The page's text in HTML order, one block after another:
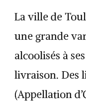
La ville de
une grande
alcoolisés à
livraison. Des
(Appellation